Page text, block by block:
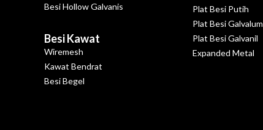
Besi Hollow Galvanis
Besi Kawat
Wiremesh
Kawat Bendrat
Besi Begel
Plat Besi Putih
Plat Besi Galvalum
Plat Besi Galvanil
Expanded Metal